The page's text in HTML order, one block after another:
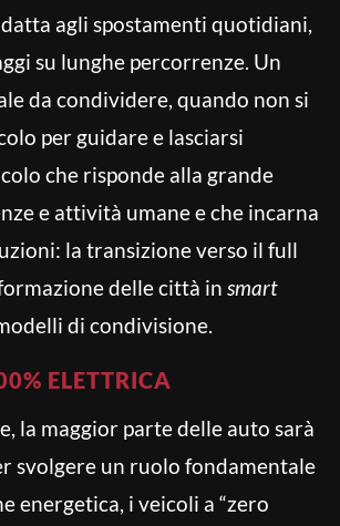
agli spostamenti quotidiani,
su lunghe percorrenze. Un
da condividere, quando non si
per guidare e lasciarsi
che risponde alla grande
e attività umane e che incarna
la transizione verso il full
delle città in smart
di condivisione.
ELETTRICA
la maggior parte delle auto sarà
svolgere un ruolo fondamentale
energetica, i veicoli a “zero